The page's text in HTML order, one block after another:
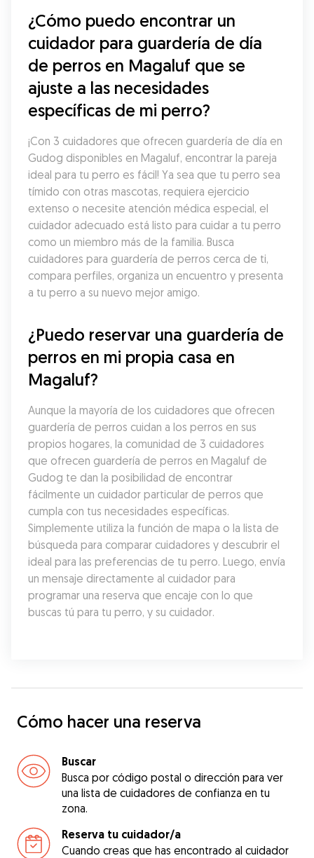
¿Cómo puedo encontrar un
cuidador para guardería de día
de perros en Magaluf que se
ajuste a las necesidades
específicas de mi perro?
¡Con 3 cuidadores que ofrecen guardería de día en
Gudog disponibles en Magaluf, encontrar la pareja
ideal para tu perro es fácil! Ya sea que tu perro sea
tímido con otras mascotas, requiera ejercicio
extenso o necesite atención médica especial, el
cuidador adecuado está listo para cuidar a tu perro
como un miembro más de la familia. Busca
cuidadores para guardería de perros cerca de ti,
compara perfiles, organiza un encuentro y presenta
a tu perro a su nuevo mejor amigo.
¿Puedo reservar una guardería de
perros en mi propia casa en
Magaluf?
Aunque la mayoría de los cuidadores que ofrecen
guardería de perros cuidan a los perros en sus
propios hogares, la comunidad de 3 cuidadores
que ofrecen guardería de perros en Magaluf de
Gudog te dan la posibilidad de encontrar
fácilmente un cuidador particular de perros que
cumpla con tus necesidades específicas.
Simplemente utiliza la función de mapa o la lista de
búsqueda para comparar cuidadores y descubrir el
ideal para las preferencias de tu perro. Luego, envía
un mensaje directamente al cuidador para
programar una reserva que encaje con lo que
buscas tú para tu perro, y su cuidador.
Cómo hacer una reserva
Buscar
Busca por código postal o dirección para ver
una lista de cuidadores de confianza en tu
zona.
Reserva tu cuidador/a
Cuando creas que has encontrado al cuidador